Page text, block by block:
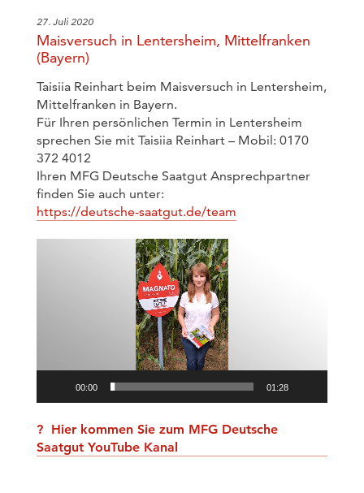
27. Juli 2020
Maisversuch in Lentersheim, Mittelfranken
(Bayern)
Taisiia Reinhart beim Maisversuch in Lentersheim,
Mittelfranken in Bayern.
Für Ihren persönlichen Termin in Lentersheim
sprechen Sie mit Taisiia Reinhart – Mobil: 0170
372 4012
Ihren MFG Deutsche Saatgut Ansprechpartner
finden Sie auch unter:
https://deutsche-saatgut.de/team
00:00 01:28
? Hier kommen Sie zum MFG Deutsche
Saatgut YouTube Kanal